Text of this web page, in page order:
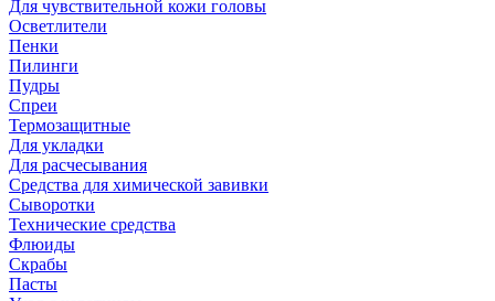
Для чувствительной кожи головы
Осветлители
Пенки
Пилинги
Пудры
Спреи
Термозащитные
Для укладки
Для расчесывания
Средства для химической завивки
Сыворотки
Технические средства
Флюиды
Скрабы
Пасты